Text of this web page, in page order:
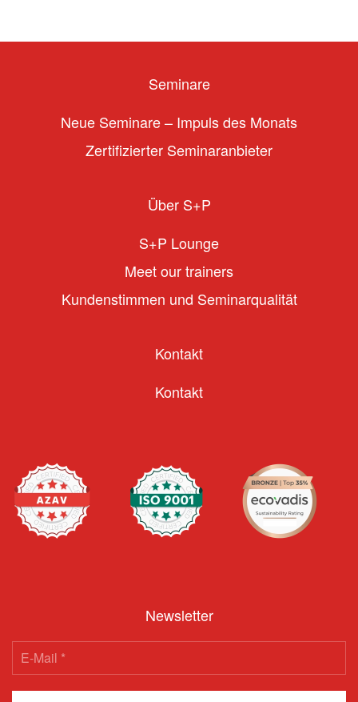
Seminare
Neue Seminare – Impuls des Monats
Zertifizierter Seminaranbieter
Über S+P
S+P Lounge
Meet our trainers
Kundenstimmen und Seminarqualität
Kontakt
Kontakt
Newsletter